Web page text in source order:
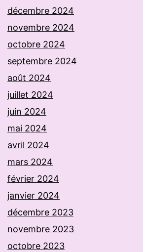
décembre 2024
novembre 2024
octobre 2024
septembre 2024
août 2024
juillet 2024
juin 2024
mai 2024
avril 2024
mars 2024
février 2024
janvier 2024
décembre 2023
novembre 2023
octobre 2023